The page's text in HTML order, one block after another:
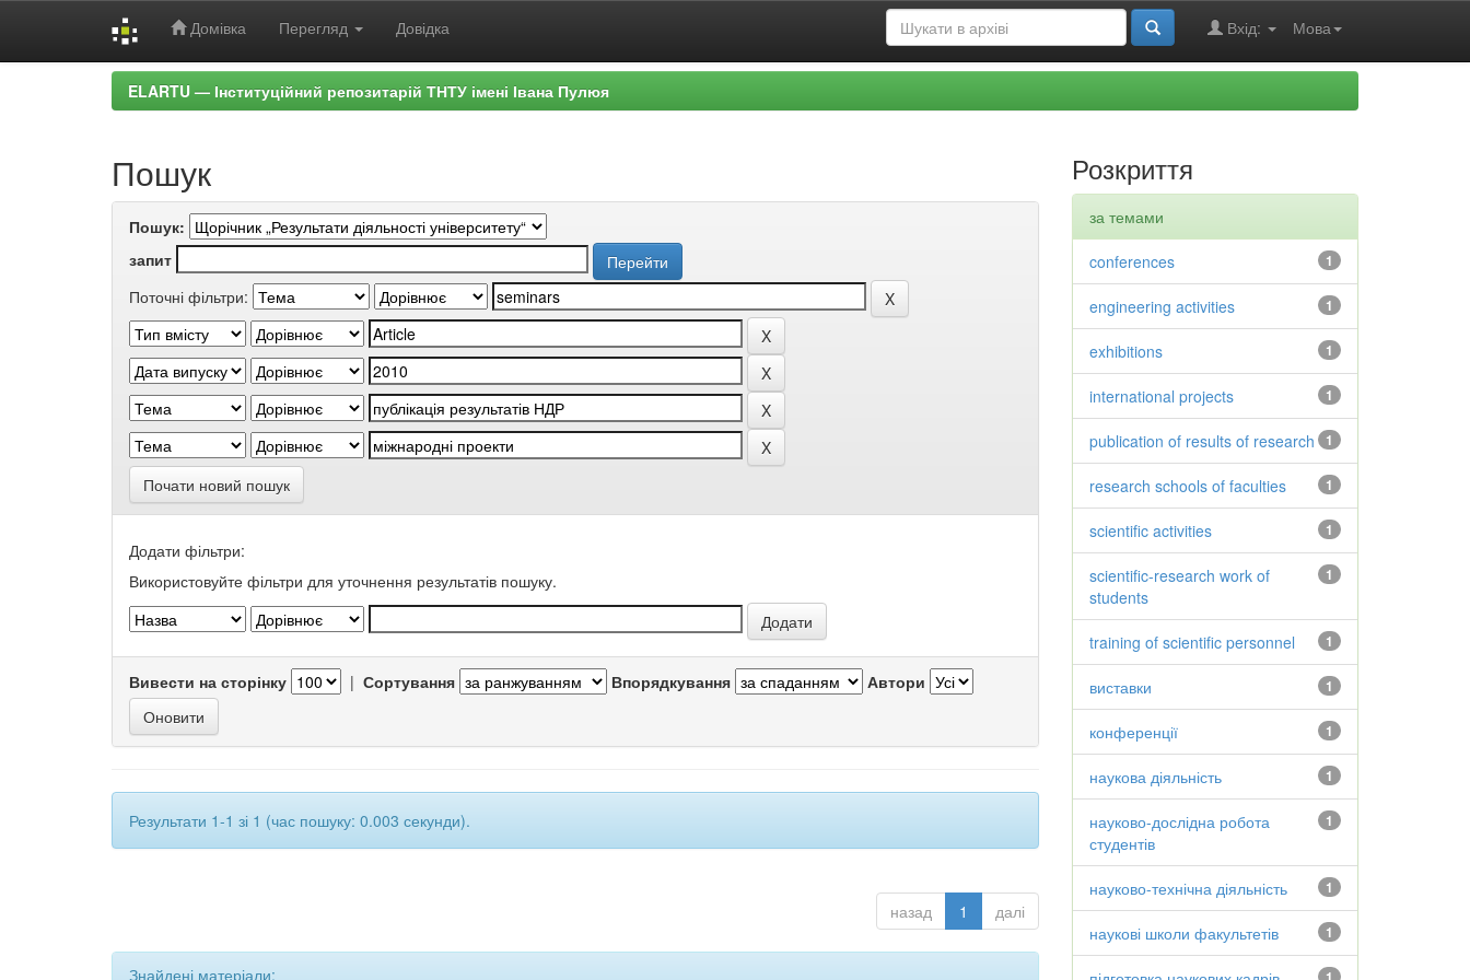
Домівка Перегляд Довідка Мова
Вхід:
ELARTU — Інституційний репозитарій ТНТУ імені Івана Пулюя
Пошук
Пошук:
запит
Поточні фільтри:
Почати новий пошук
Додати фільтри:
Використовуйте фільтри для уточнення результатів пошуку.
Вивести на сторінку | Сортування Впорядкування Автори
Результати 1-1 зі 1 (час пошуку: 0.003 секунди).
назад 1 далі
Знайдені матеріали:
Розкриття
за темами
1
conferences
1
engineering activities
1
exhibitions
1
international projects
1
publication of results of research
1
research schools of faculties
1
scientific activities
1
scientific-research work of
students
1
training of scientific personnel
1
виставки
1
конференції
1
наукова діяльність
1
науково-дослідна робота
студентів
1
науково-технічна діяльність
1
наукові школи факультетів